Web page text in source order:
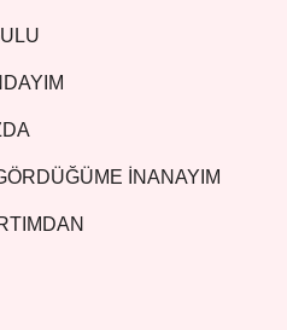
İNANAYIM